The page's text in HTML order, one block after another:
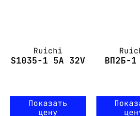
Ruichi
S1035-1 5A 32V
Показать
цену
ВП2Б-